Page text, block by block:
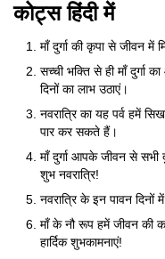
कोट्स हिंदी में
माँ दुर्गा की कृपा से जीवन
सच्ची भक्ति से ही माँ दुर्गा
दिनों का लाभ उठाएं।
नवरात्रि का यह पर्व हमें
पार कर सकते हैं।
माँ दुर्गा आपके जीवन से
शुभ नवरात्रि!
नवरात्रि के इन पावन दिनों
माँ के नौ रूप हमें जीवन की
हार्दिक शुभकामनाएं!